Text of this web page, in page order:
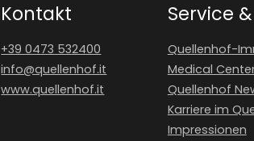
Kontakt
+39 0473 532400
info@quellenhof.it
www.quellenhof.it
Service
Quellenhof-
Medical
Quellenhof
Karriere im
Impressionen